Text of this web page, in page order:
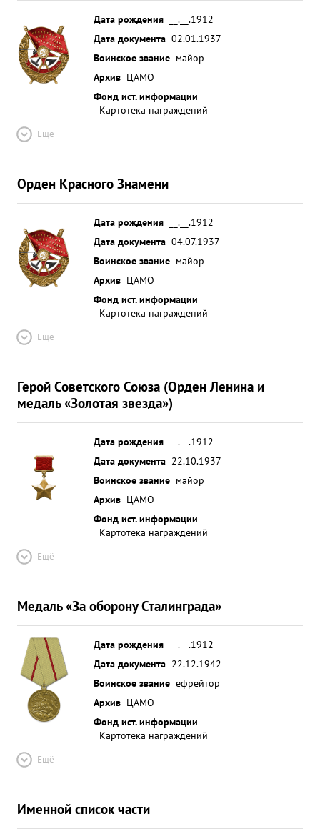
Дата рождения
__.__.1912
Дата документа 02.01.1937
Воинское звание майор
Архив ЦАМО
Фонд ист. информации
Картотека награждений
Ещё
Орден Красного Знамени
Дата рождения
__.__.1912
Дата документа 04.07.1937
Воинское звание майор
Архив ЦАМО
Фонд ист. информации
Картотека награждений
Ещё
Герой Советского Союза (Орден Ленина и
медаль «Золотая звезда»)
Дата рождения
__.__.1912
Дата документа 22.10.1937
Воинское звание майор
Архив ЦАМО
Фонд ист. информации
Картотека награждений
Ещё
Медаль «За оборону Сталинграда»
Дата рождения
__.__.1912
Дата документа 22.12.1942
Воинское звание ефрейтор
Архив ЦАМО
Фонд ист. информации
Картотека награждений
Ещё
Именной список части